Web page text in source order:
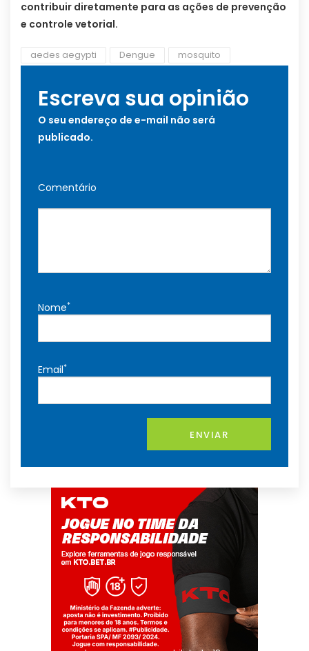
contribuir diretamente para as ações de prevenção
e controle vetorial.
aedes aegypti Dengue mosquito
Escreva sua opinião
O seu endereço de e-mail não será
publicado.
Comentário
Nome*
Email*
ENVIAR